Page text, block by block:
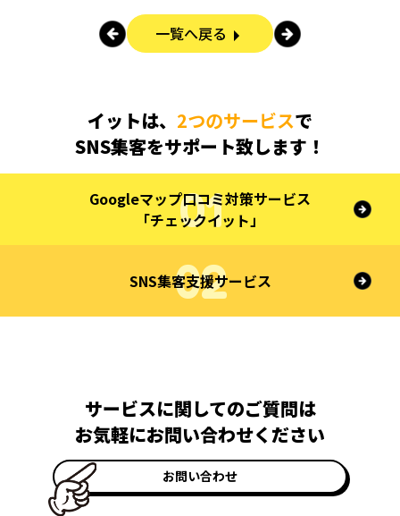
一覧へ戻る
イットは、 2つのサービスで
SNS集客をサポート致します！
Googleマップ口コミ対策サービス
「チェックイット」
SNS集客支援サービス
サービスに関してのご質問は
お気軽にお問い合わせください
お問い合わせ